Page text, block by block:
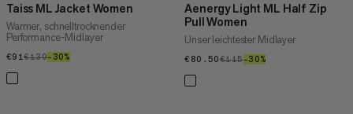
Taiss ML Jacket Women
Warmer, schnelltrocknender
Performance-Midlayer
€91€91
€130€130
–30%
Aenergy Light ML Half Zip
Pull Women
Unser leichtester Midlayer
€80.50€80.50
€115€115
–30%